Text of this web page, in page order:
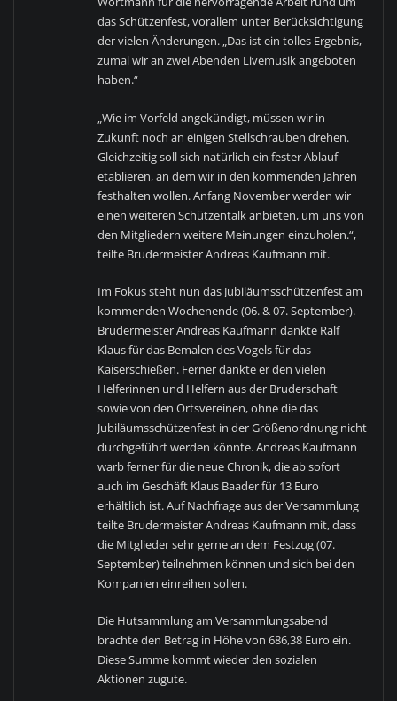
das Schützenfest, vorallem unter Berücksichtigung
der vielen Änderungen. „Das ist ein tolles Ergebnis,
zumal wir an zwei Abenden Livemusik angeboten
haben.“
„Wie im Vorfeld angekündigt, müssen wir in
Zukunft noch an einigen Stellschrauben drehen.
Gleichzeitig soll sich natürlich ein fester Ablauf
etablieren, an dem wir in den kommenden Jahren
festhalten wollen. Anfang November werden wir
einen weiteren Schützentalk anbieten, um uns von
den Mitgliedern weitere Meinungen einzuholen.“,
teilte Brudermeister Andreas Kaufmann mit.
Im Fokus steht nun das Jubiläumsschützenfest am
kommenden Wochenende (06. & 07. September).
Brudermeister Andreas Kaufmann dankte Ralf
Klaus für das Bemalen des Vogels für das
Kaiserschießen. Ferner dankte er den vielen
Helferinnen und Helfern aus der Bruderschaft
sowie von den Ortsvereinen, ohne die das
Jubiläumsschützenfest in der Größenordnung nicht
durchgeführt werden könnte. Andreas Kaufmann
warb ferner für die neue Chronik, die ab sofort
auch im Geschäft Klaus Baader für 13 Euro
erhältlich ist. Auf Nachfrage aus der Versammlung
teilte Brudermeister Andreas Kaufmann mit, dass
die Mitglieder sehr gerne an dem Festzug (07.
September) teilnehmen können und sich bei den
Kompanien einreihen sollen.
Die Hutsammlung am Versammlungsabend
brachte den Betrag in Höhe von 686,38 Euro ein.
Diese Summe kommt wieder den sozialen
Aktionen zugute.